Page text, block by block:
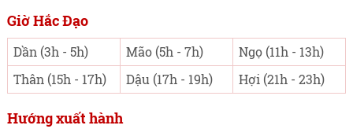
Giờ Hắc Đạo
Dần (3h - 5h) Mão (5h - 7h)
Ngọ (11h - 13h)
Thân (15h - 17h)
Dậu (17h - 19h) Hợi (21h - 23h)
Hướng xuất hành